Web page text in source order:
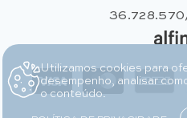
Utilizamos cookies para
desempenho, analisar
o conteúdo.